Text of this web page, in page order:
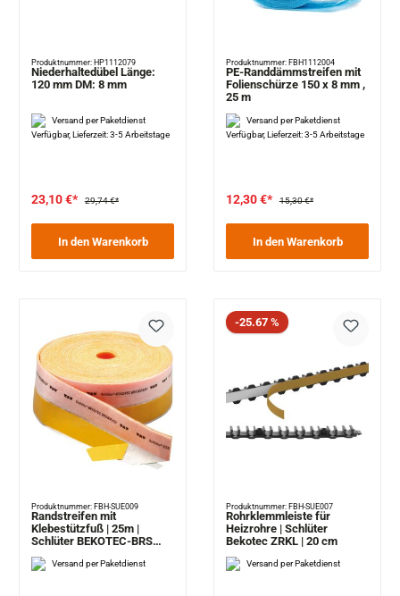
Produktnummer: HP1112079
Niederhaltedübel Länge:
120 mm DM: 8 mm
Versand per Paketdienst
Verfügbar, Lieferzeit: 3-5 Arbeitstage
23,10 €* 29,74 €*
In den Warenkorb
Produktnummer: FBH1112004
PE-Randdämmstreifen mit
Folienschürze 150 x 8 mm ,
25 m
Versand per Paketdienst
Verfügbar, Lieferzeit: 3-5 Arbeitstage
12,30 €* 15,30 €*
In den Warenkorb
Produktnummer: FBH-SUE009
Randstreifen mit
Klebestützfuß | 25m |
Schlüter BEKOTEC-BRS
Versand per Paketdienst
Rabatt
-25.67 %
Produktnummer: FBH-SUE007
Rohrklemmleiste für
Heizrohre | Schlüter
Bekotec ZRKL | 20 cm
Versand per Paketdienst